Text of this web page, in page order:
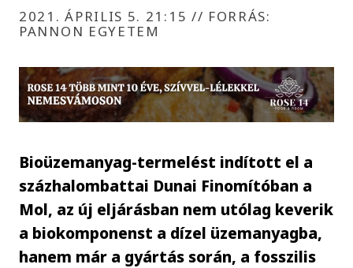
2021. ÁPRILIS 5. 21:15 // FORRÁS:
PANNON EGYETEM
Bioüzemanyag-termelést indított el a
százhalombattai Dunai Finomítóban a
Mol, az új eljárásban nem utólag keverik
a biokomponenst a dízel üzemanyagba,
hanem már a gyártás során, a fosszilis